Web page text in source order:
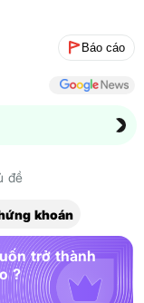
Báo cáo
đề
khoán
trở thành
?